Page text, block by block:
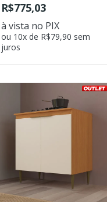
R$775,03
à vista no PIX
ou 10x de R$79,90 sem
juros